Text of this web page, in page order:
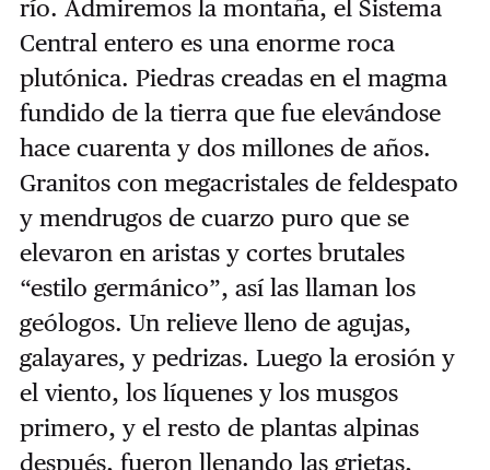
río. Admiremos la montaña, el Sistema
Central entero es una enorme roca
plutónica. Piedras creadas en el magma
fundido de la tierra que fue elevándose
hace cuarenta y dos millones de años.
Granitos con megacristales de feldespato
y mendrugos de cuarzo puro que se
elevaron en aristas y cortes brutales
“estilo germánico”, así las llaman los
geólogos. Un relieve lleno de agujas,
galayares, y pedrizas. Luego la erosión y
el viento, los líquenes y los musgos
primero, y el resto de plantas alpinas
después, fueron llenando las grietas,